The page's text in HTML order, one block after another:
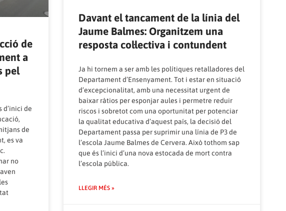
de
a
pel
d’inici de
de
es va
no
Davant el tancament de la línia del
Jaume Balmes: Organitzem una
resposta col·lectiva i contundent
Ja hi tornem a ser amb les polítiques retalladores del
Departament d’Ensenyament. Tot i estar en situació
d’excepcionalitat, amb una necessitat urgent de
baixar ràtios per esponjar aules i permetre reduir
riscos i sobretot com una oportunitat per potenciar
la qualitat educativa d’aquest país, la decisió del
Departament passa per suprimir una línia de P3 de
l’escola Jaume Balmes de Cervera. Això tothom sap
que és l’inici d’una nova estocada de mort contra
l’escola pública.
LLEGIR MÉS »